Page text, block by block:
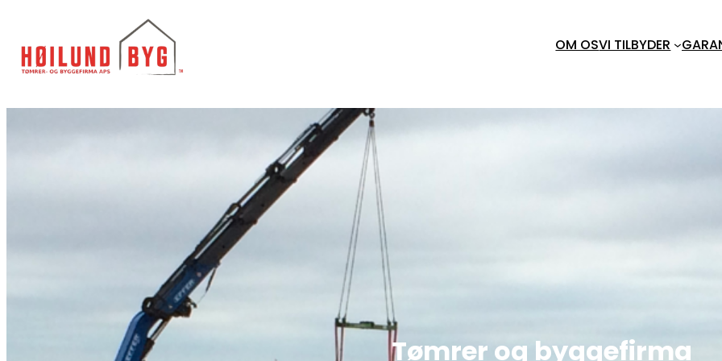
OM OSVI TILBYDER
Tømrer og byggefirma